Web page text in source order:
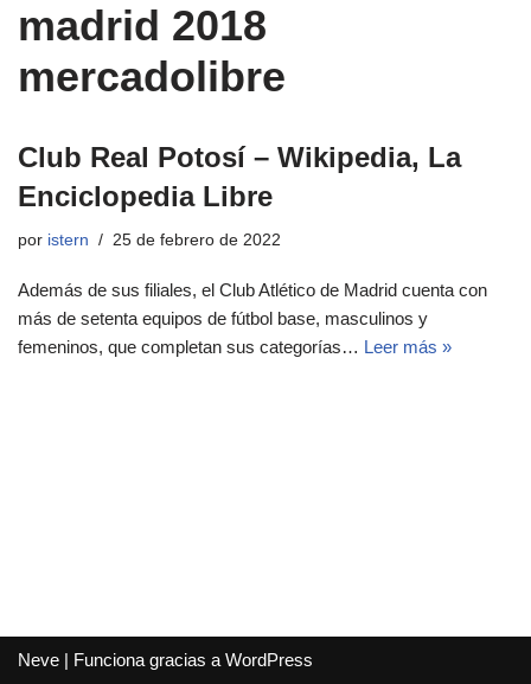
madrid 2018
mercadolibre
Club Real Potosí – Wikipedia, La
Enciclopedia Libre
por istern 25 de febrero de 2022
Además de sus filiales, el Club Atlético de Madrid cuenta con
más de setenta equipos de fútbol base, masculinos y
femeninos, que completan sus categorías… Leer más »
Neve | Funciona gracias a WordPress